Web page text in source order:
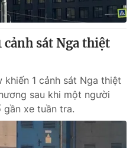
cảnh sát Nga thiệt
1 cảnh sát Nga thiệt
sau khi một người
xe tuần tra.